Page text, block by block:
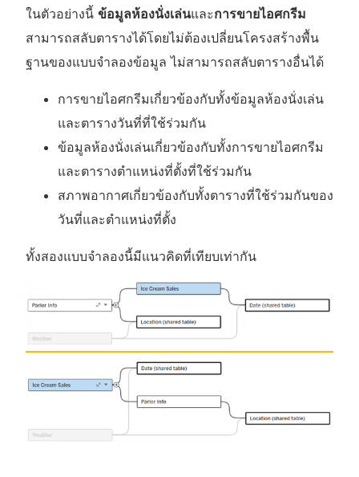
ในตัวอย่างนี้ ข้อมูลห้องนั่งเล่นและการขายไอศกรีม
สามารถสลับตารางได้โดยไม่ต้องเปลี่ยนโครงสร้างพื้น
ฐานของแบบจำลองข้อมูล ไม่สามารถสลับตารางอื่นได้
การขายไอศกรีมเกี่ยวข้องกับทั้งข้อมูลห้องนั่งเล่น
และตารางวันที่ที่ใช้ร่วมกัน
ข้อมูลห้องนั่งเล่นเกี่ยวข้องกับทั้งการขายไอศกรีม
และตารางตำแหน่งที่ตั้งที่ใช้ร่วมกัน
สภาพอากาศเกี่ยวข้องกับทั้งตารางที่ใช้ร่วมกันของ
วันที่และตำแหน่งที่ตั้ง
ทั้งสองแบบจำลองนี้มีแนวคิดที่เทียบเท่ากัน